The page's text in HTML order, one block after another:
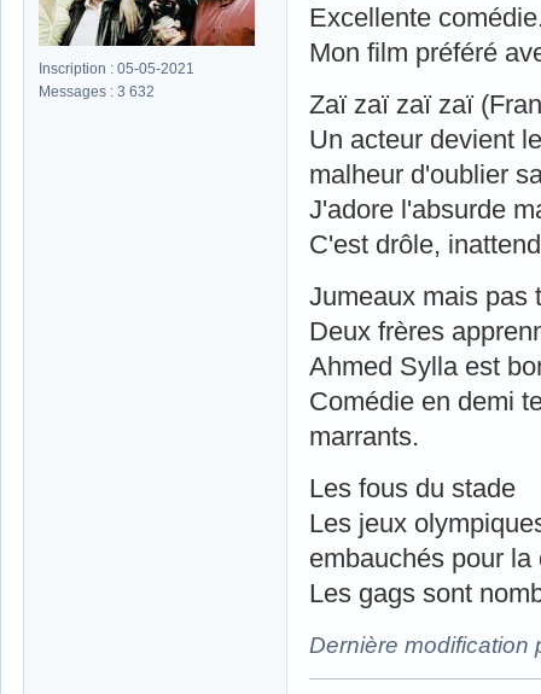
Inscription : 05-05-2021
Messages : 3 632
Excellente
Mon film préféré
Zaï zaï zaï zaï
Un acteur devient
malheur d'oublier
J'adore l'absurde
C'est drôle,
Jumeaux mais pas
Deux frères
Ahmed Sylla est
Comédie en demi
marrants.
Les fous du stade
Les jeux
embauchés pour la
Les gags sont
Dernière modification